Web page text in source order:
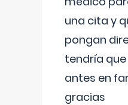
una cita y
pongan
tendría
antes en
gracias